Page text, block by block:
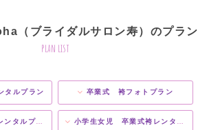
（ブライダルサロン寿）のプラン
plan list
タルプラン 卒業式 袴フォトプラン
ルプラン 小学生女児 卒業式袴レンタルプラン ★1/2成人式も！